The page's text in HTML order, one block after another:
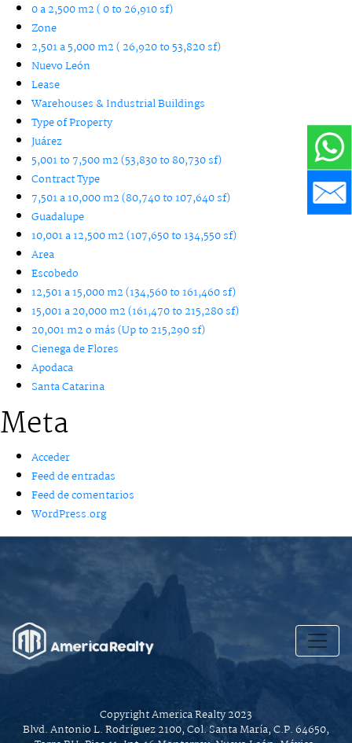
0 a 2,500 m2 ( 0 to 26,910 sf)
Zone
2,501 a 5,000 m2 ( 26,920 to 53,820 sf)
Nuevo León
Lease
Warehouses & Industrial Buildings
Type of Property
Juárez
5,001 to 7,500 m2 (53,830 to 80,730 sf)
Contract Type
7,501 a 10,000 m2 (80,740 to 107,640 sf)
Guadalupe
10,001 a 12,500 m2 (107,650 to 134,550 sf)
Area
Escobedo
12,501 a 15,000 m2 (134,560 to 161,460 sf)
15,001 a 20,000 m2 (161,470 to 215,280 sf)
20,001 m2 o más (Up to 215,290 sf)
Cienega de Flores
Apodaca
Santa Catarina
Meta
Acceder
Feed de entradas
Feed de comentarios
WordPress.org
Copyright America Realty 2023
Blvd. Antonio L. Rodríguez 2100, Col. Santa María, C.P. 64650,